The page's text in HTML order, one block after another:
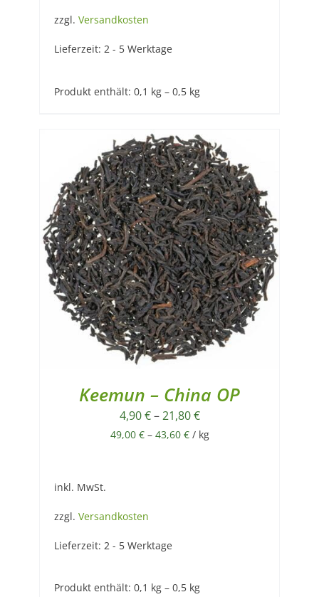
zzgl. Versandkosten
Lieferzeit: 2 - 5 Werktage
Produkt enthält: 0,1 kg – 0,5 kg
Keemun – China OP
4,90€–21,80€
49,00 €– 43,60 €/ kg
inkl. MwSt.
zzgl. Versandkosten
Lieferzeit: 2 - 5 Werktage
Produkt enthält: 0,1 kg – 0,5 kg